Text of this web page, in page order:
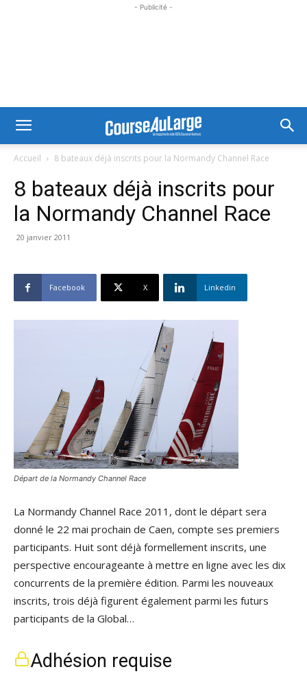
- Publicité -
Accueil 8 bateaux déjà inscrits pour la Normandy Channel Race
8 bateaux déjà inscrits pour
la Normandy Channel Race
20 janvier 2011
Facebook X Linkedin
Départ de la Normandy Channel Race
La Normandy Channel Race 2011, dont le départ sera
donné le 22 mai prochain de Caen, compte ses premiers
participants. Huit sont déjà formellement inscrits, une
perspective encourageante à mettre en ligne avec les dix
concurrents de la première édition. Parmi les nouveaux
inscrits, trois déjà figurent également parmi les futurs
participants de la Global…
Adhésion requise